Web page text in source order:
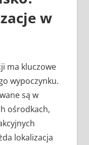
w
ma kluczowe
wypoczynku.
są w
ośrodkach,
lokalizacja